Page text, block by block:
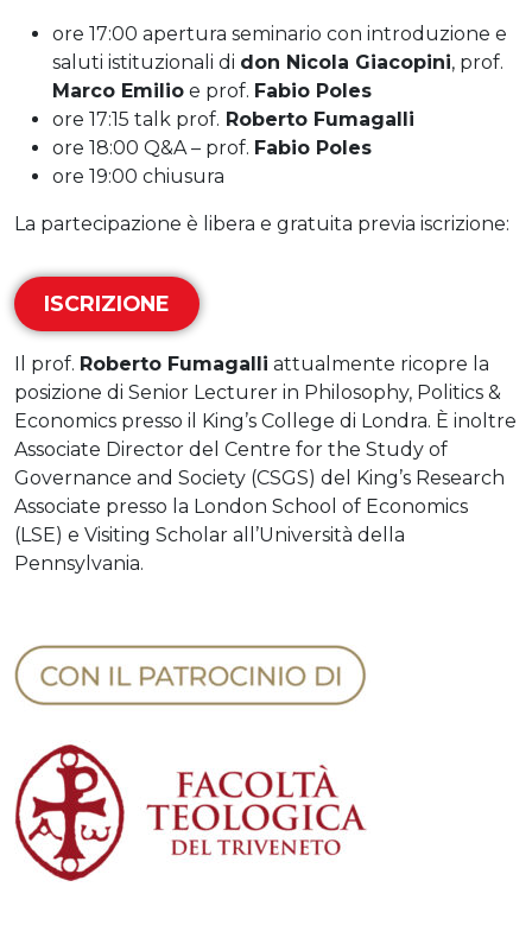
ore 17:00 apertura seminario con introduzione e
saluti istituzionali di don Nicola Giacopini, prof.
Marco Emilio e prof. Fabio Poles
ore 17:15 talk prof. Roberto Fumagalli
ore 18:00 Q&A – prof. Fabio Poles
ore 19:00 chiusura
La partecipazione è libera e gratuita previa iscrizione:
ISCRIZIONE
Il prof. Roberto Fumagalli attualmente ricopre la
posizione di Senior Lecturer in Philosophy, Politics &
Economics presso il King’s College di Londra. È inoltre
Associate Director del Centre for the Study of
Governance and Society (CSGS) del King’s Research
Associate presso la London School of Economics
(LSE) e Visiting Scholar all’Università della
Pennsylvania.